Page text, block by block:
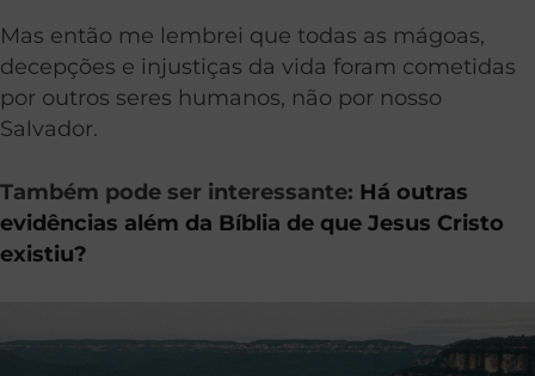
Mas então me lembrei que todas as mágoas,
decepções e injustiças da vida foram cometidas
por outros seres humanos, não por nosso
Salvador.
Também pode ser interessante: Há outras
evidências além da Bíblia de que Jesus Cristo
existiu?